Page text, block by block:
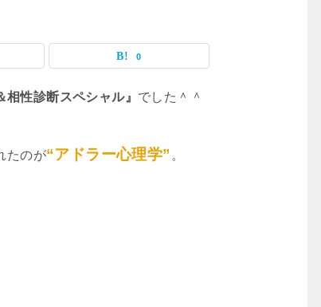
0
相性診断スペシャル』 でした＾＾
たのが“アドラー心理学” 。